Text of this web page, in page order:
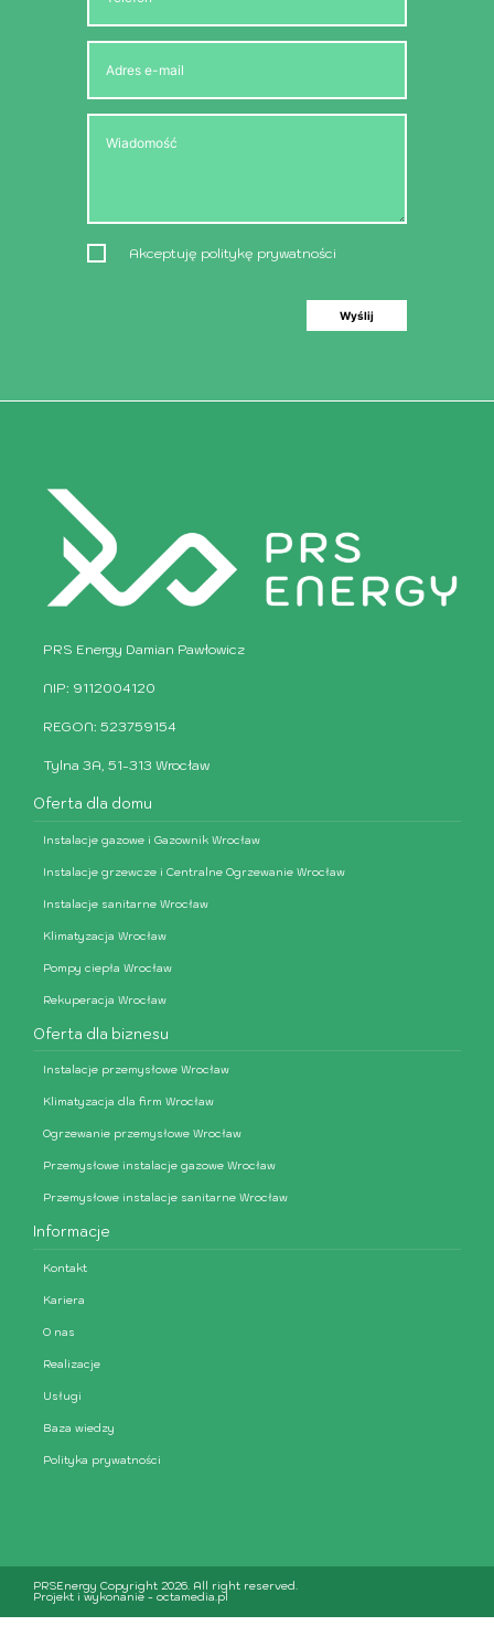
Akceptuję politykę prywatności
PRS Energy Damian Pawłowicz
NIP: 9112004120
REGON: 523759154
Tylna 3A, 51-313 Wrocław
Oferta dla domu
Instalacje gazowe i Gazownik Wrocław
Instalacje grzewcze i Centralne Ogrzewanie Wrocław
Instalacje sanitarne Wrocław
Klimatyzacja Wrocław
Pompy ciepła Wrocław
Rekuperacja Wrocław
Oferta dla biznesu
Instalacje przemysłowe Wrocław
Klimatyzacja dla firm Wrocław
Ogrzewanie przemysłowe Wrocław
Przemysłowe instalacje gazowe Wrocław
Przemysłowe instalacje sanitarne Wrocław
Informacje
Kontakt
Kariera
O nas
Realizacje
Usługi
Baza wiedzy
Polityka prywatności
PRSEnergy Copyright 2026. All right reserved.
Projekt i wykonanie - octamedia.pl